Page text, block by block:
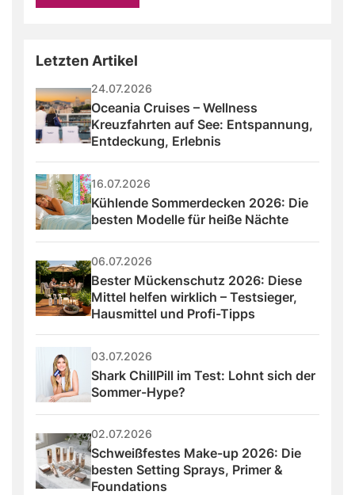
Letzten Artikel
24.07.2026
Oceania Cruises – Wellness
Kreuzfahrten auf See: Entspannung,
Entdeckung, Erlebnis
16.07.2026
Kühlende Sommerdecken 2026: Die
besten Modelle für heiße Nächte
06.07.2026
Bester Mückenschutz 2026: Diese
Mittel helfen wirklich – Testsieger,
Hausmittel und Profi-Tipps
03.07.2026
Shark ChillPill im Test: Lohnt sich der
Sommer-Hype?
02.07.2026
Schweißfestes Make-up 2026: Die
besten Setting Sprays, Primer &
Foundations